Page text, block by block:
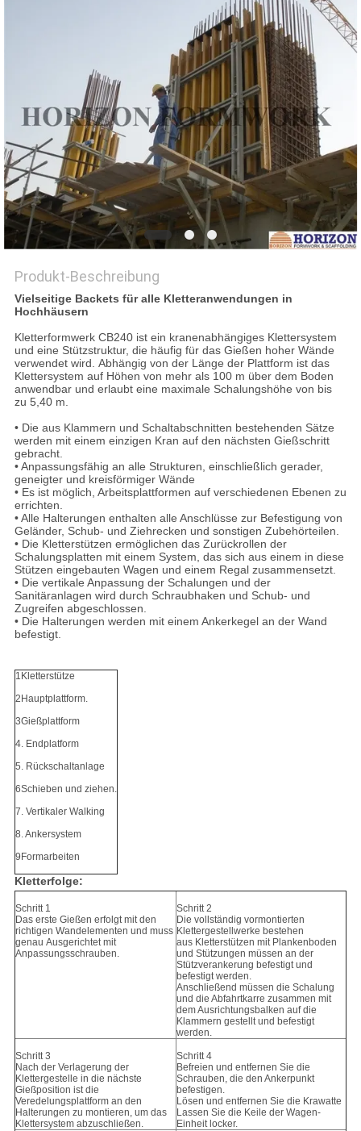
SITEMAP
PRIVACY
POLICY
Produkt-Beschreibung
Vielseitige Backets für alle Kletteranwendungen in
Hochhäusern
Kletterformwerk CB240 ist ein kranenabhängiges Klettersystem
und eine Stützstruktur, die häufig für das Gießen hoher Wände
verwendet wird. Abhängig von der Länge der Plattform ist das
Klettersystem auf Höhen von mehr als 100 m über dem Boden
anwendbar und erlaubt eine maximale Schalungshöhe von bis
zu 5,40 m.
• Die aus Klammern und Schaltabschnitten bestehenden Sätze
werden mit einem einzigen Kran auf den nächsten Gießschritt
gebracht.
• Anpassungsfähig an alle Strukturen, einschließlich gerader,
geneigter und kreisförmiger Wände
• Es ist möglich, Arbeitsplattformen auf verschiedenen Ebenen zu
errichten.
• Alle Halterungen enthalten alle Anschlüsse zur Befestigung von
Geländer, Schub- und Ziehrecken und sonstigen Zubehörteilen.
• Die Kletterstützen ermöglichen das Zurückrollen der
Schalungsplatten mit einem System, das sich aus einem in diese
Stützen eingebauten Wagen und einem Regal zusammensetzt.
• Die vertikale Anpassung der Schalungen und der
Sanitäranlagen wird durch Schraubhaken und Schub- und
Zugreifen abgeschlossen.
• Die Halterungen werden mit einem Ankerkegel an der Wand
befestigt.
1Kletterstütze
2Hauptplattform.
3Gießplattform
4. Endplatform
5. Rückschaltanlage
6Schieben und ziehen.
7. Vertikaler Walking
8. Ankersystem
9Formarbeiten
Kletterfolge:
Schritt 1
Das erste Gießen erfolgt mit den
richtigen Wandelementen und muss
genau Ausgerichtet mit
Anpassungsschrauben.
Schritt 2
Die vollständig vormontierten
Klettergestellwerke bestehen
aus Kletterstützen mit Plankenboden
und Stützungen müssen an der
Stützverankerung befestigt und
befestigt werden.
Anschließend müssen die Schalung
und die Abfahrtkarre zusammen mit
dem Ausrichtungsbalken auf die
Klammern gestellt und befestigt
werden.
Schritt 3
Nach der Verlagerung der
Klettergestelle in die nächste
Gießposition ist die
Veredelungsplattform an den
Halterungen zu montieren, um das
Klettersystem abzuschließen.
Schritt 4
Befreien und entfernen Sie die
Schrauben, die den Ankerpunkt
befestigen.
Lösen und entfernen Sie die Krawatte
Lassen Sie die Keile der Wagen-
Einheit locker.